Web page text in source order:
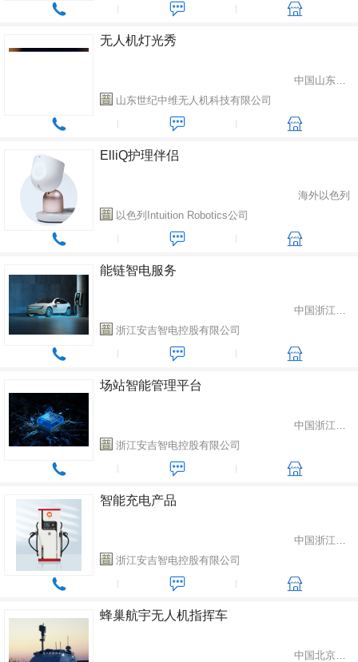
无人机灯光秀
中国山东省潍坊市
山东世纪中维无人机科技有限公司
ElliQ护理伴侣
海外以色列
以色列Intuition Robotics公司
能链智电服务
中国浙江省湖州市
浙江安吉智电控股有限公司
场站智能管理平台
中国浙江省湖州市
浙江安吉智电控股有限公司
智能充电产品
中国浙江省湖州市
浙江安吉智电控股有限公司
蜂巢航宇无人机指挥车
中国北京市丰台区